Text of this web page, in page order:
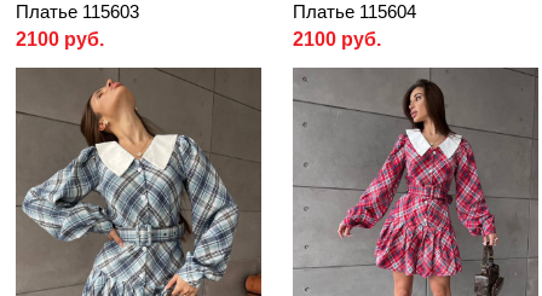
Платье 115603
2100 руб.
Платье 115604
2100 руб.